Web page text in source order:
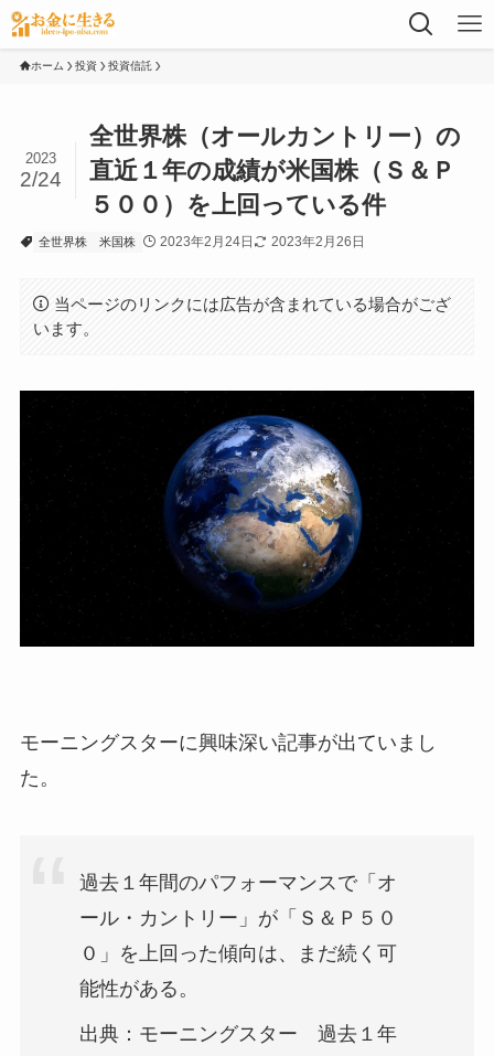
ホーム 投資 投資信託
全世界株（オールカントリー）の
直近１年の成績が米国株（Ｓ＆Ｐ
５００）を上回っている件
2023
2/24
全世界株 米国株 2023年2月24日 2023年2月26日
当ページのリンクには広告が含まれている場合がござ
います。
モーニングスターに興味深い記事が出ていまし
た。
過去１年間のパフォーマンスで「オ
ール・カントリー」が「Ｓ＆Ｐ５０
０」を上回った傾向は、まだ続く可
能性がある。
出典：モーニングスター 過去１年